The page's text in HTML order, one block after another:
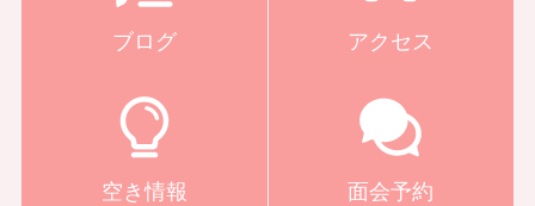
ブログ アクセス
空き情報 面会予約